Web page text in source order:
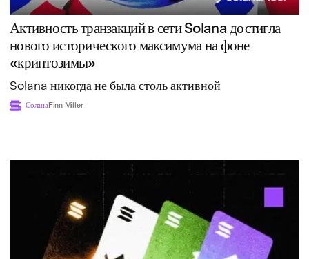
Активность транзакций в сети Solana достигла
нового исторического максимума на фоне
«криптозимы»
Solana никогда не была столь активной
СоланаFinn Miller